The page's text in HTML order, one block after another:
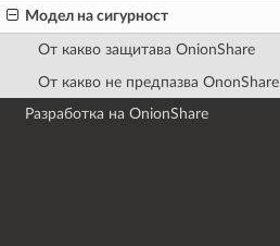
Модел на сигурност
От какво защитава OnionShare
От какво не предпазва OnonShare
Разработка на OnionShare